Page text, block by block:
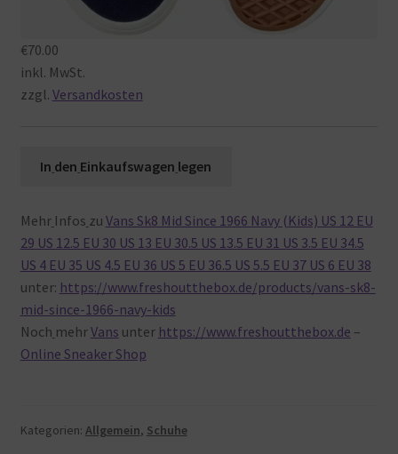
€70.00
inkl. MwSt.
zzgl. Versandkosten
In den Einkaufswagen legen
Mehr Infos zu Vans Sk8 Mid Since 1966 Navy (Kids) US 12 EU
29 US 12.5 EU 30 US 13 EU 30.5 US 13.5 EU 31 US 3.5 EU 34.5
US 4 EU 35 US 4.5 EU 36 US 5 EU 36.5 US 5.5 EU 37 US 6 EU 38
unter: https://www.freshoutthebox.de/products/vans-sk8-
mid-since-1966-navy-kids
Noch mehrVans unter https://www.freshoutthebox.de –
Online Sneaker Shop
Kategorien: Allgemein, Schuhe